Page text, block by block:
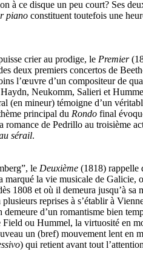
à ce disque un peu court? Ses
piano constituent toutefois une
crier au prodige, le Premier
deux premiers concertos de
l’œuvre d’un compositeur de
Neukomm, Salieri et
(en mineur) témoigne d’un
principal du Rondo final
romance de Pedrillo au troisième
sérail.
le Deuxième (1818) rappelle
marqué la vie musicale de Galicie,
1808 et où il demeura jusqu’à sa
plusieurs reprises à s’établir à
demeure d’un romantisme bien
Field ou Hummel, la virtuosité en
un (bref) mouvement lent en
) qui retient avant tout